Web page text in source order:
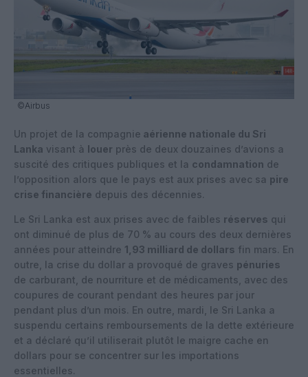
©Airbus
Un projet de la compagnie aérienne nationale du Sri
Lanka visant à louer près de deux douzaines d’avions a
suscité des critiques publiques et la condamnation de
l’opposition alors que le pays est aux prises avec sa pire
crise financière depuis des décennies.
Le Sri Lanka est aux prises avec de faibles réserves qui
ont diminué de plus de 70 % au cours des deux dernières
années pour atteindre 1,93 milliard de dollars fin mars. En
outre, la crise du dollar a provoqué de graves pénuries
de carburant, de nourriture et de médicaments, avec des
coupures de courant pendant des heures par jour
pendant plus d’un mois. En outre, mardi, le Sri Lanka a
suspendu certains remboursements de la dette extérieure
et a déclaré qu’il utiliserait plutôt le maigre cache en
dollars pour se concentrer sur les importations
essentielles.